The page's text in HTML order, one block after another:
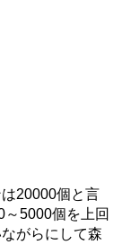
20000個と言
5000個を上回
がらにして森